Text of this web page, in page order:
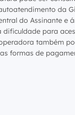
da
do Assinante e
dificuldade para
também
formas de